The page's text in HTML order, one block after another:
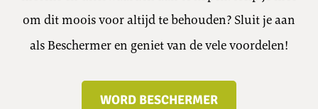
om dit moois voor altijd te behouden? Sluit je aan
als Beschermer en geniet van de vele voordelen!
WORD BESCHERMER